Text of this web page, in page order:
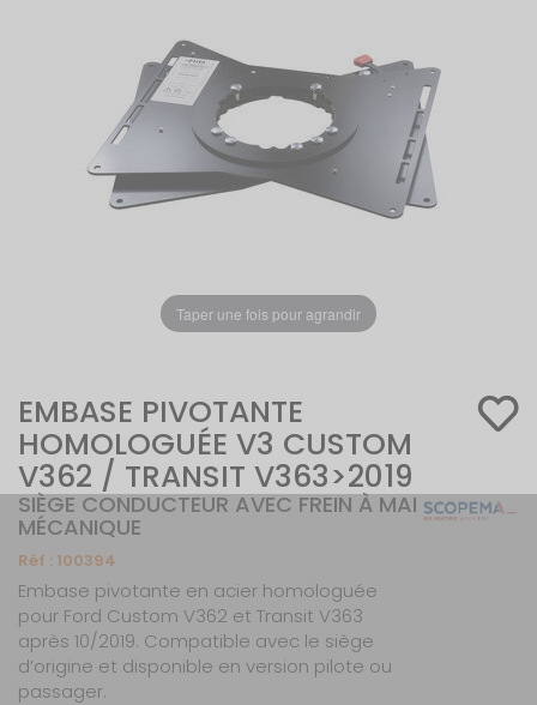
Taper une fois pour agrandir
EMBASE PIVOTANTE
HOMOLOGUÉE V3 CUSTOM
V362 / TRANSIT V363>2019
SIÈGE CONDUCTEUR AVEC FREIN À MAIN
MÉCANIQUE
Réf : 100394
Embase pivotante en acier homologuée
pour Ford Custom V362 et Transit V363
après 10/2019. Compatible avec le siège
d’origine et disponible en version pilote ou
passager.